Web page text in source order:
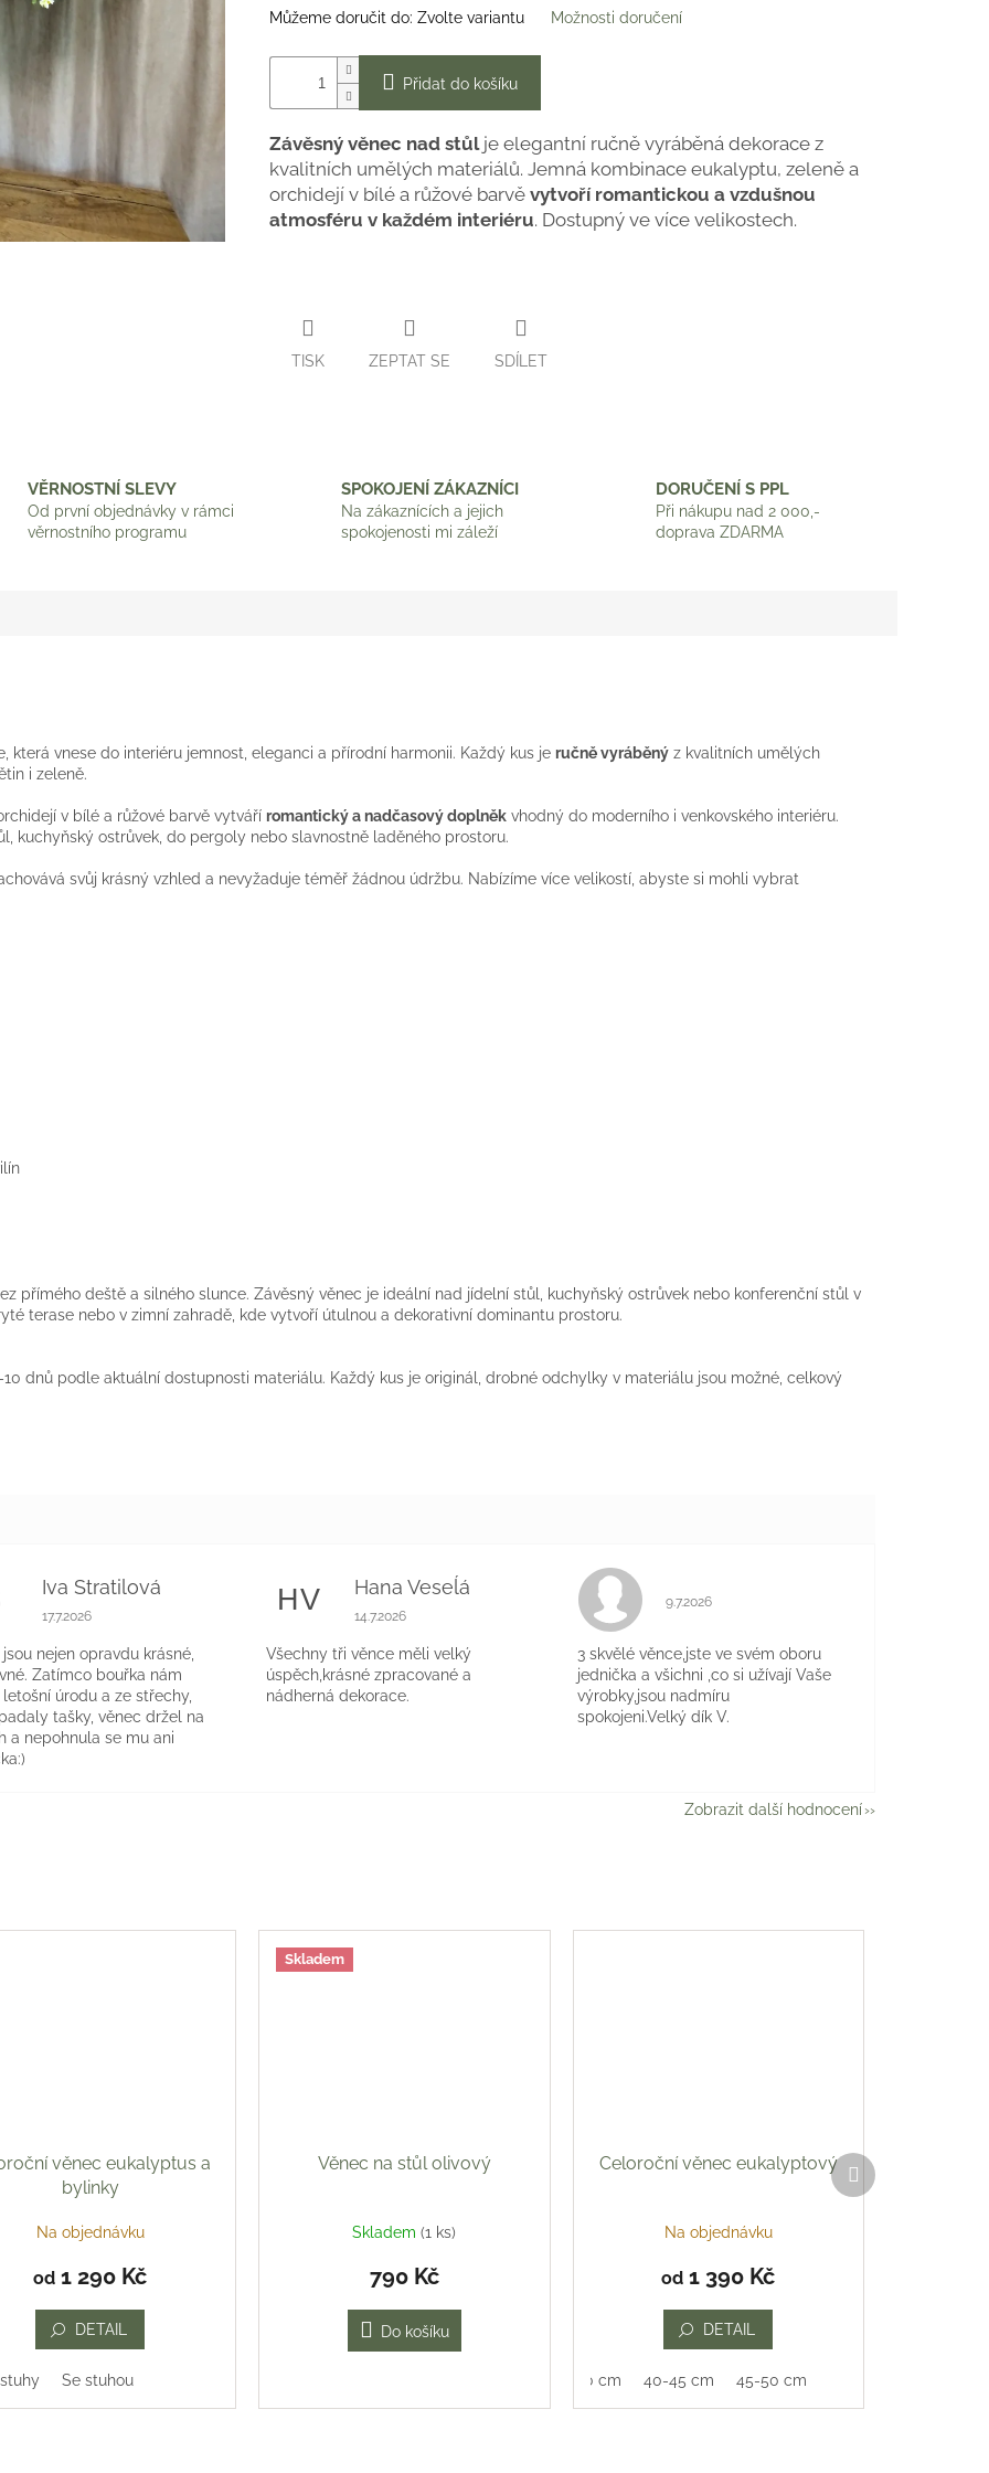
Můžeme doručit do: Zvolte variantu Možnosti doručení
Přidat do košíku
Závěsný věnec nad stůlje elegantní ručně vyráběná dekorace z
kvalitních umělých materiálů. Jemná kombinace eukalyptu, zeleně a
orchidejí v bílé a růžové barvě vytvoří romantickou a vzdušnou
atmosféru v každém interiéru. Dostupný ve více velikostech.
TISK ZEPTAT SE SDÍLET
VĚRNOSTNÍ SLEVY
Od první objednávky v rámci
věrnostního programu
SPOKOJENÍ ZÁKAZNÍCI
Na zákaznících a jejich
spokojenosti mi záleží
DORUČENÍ S PPL
Při nákupu nad 2 000,-
doprava ZDARMA
věnec eukalyptus a
bylinky
Na objednávku
od 1 290 Kč
DETAIL
Se stuhou
Skladem
Věnec na stůl olivový
Skladem(1 ks)
790 Kč
Do košíku
Celoroční věnec eukalyptový
Na objednávku
od 1 390 Kč
DETAIL
35-40 cm 40-45 cm 45-50 cm
Další
produkt
která vnese do interiéru jemnost, eleganci a přírodní harmonii. Každý kus je ručně vyráběný z kvalitních umělých
i zeleně.
v bílé a růžové barvě vytváří romantický a nadčasový doplněk vhodný do moderního i venkovského interiéru.
kuchyňský ostrůvek, do pergoly nebo slavnostně laděného prostoru.
svůj krásný vzhled a nevyžaduje téměř žádnou údržbu. Nabízíme více velikostí, abyste si mohli vybrat
přímého deště a silného slunce. Závěsný věnec je ideální nad jídelní stůl, kuchyňský ostrůvek nebo konferenční stůl v
terase nebo v zimní zahradě, kde vytvoří útulnou a dekorativní dominantu prostoru.
dnů podle aktuální dostupnosti materiálu. Každý kus je originál, drobné odchylky v materiálu jsou možné, celkový
Iva Stratilová
Hodnocení obchodu je 5 z 5 hvězdiček.
17.7.2026
nejen opravdu krásné,
Zatímco bouřka nám
úrodu a ze střechy,
tašky, věnec držel na
a nepohnula se mu ani
HV Hana Veseĺá
Hodnocení obchodu je 5 z 5 hvězdiček.
14.7.2026
Všechny tři věnce měli velký
úspěch,krásné zpracované a
nádherná dekorace.
Hodnocení obchodu je 5 z 5 hvězdiček.
9.7.2026
3 skvělé věnce,jste ve svém oboru
jednička a všichni ,co si užívají Vaše
výrobky,jsou nadmíru
spokojeni.Velký dík V.
Zobrazit další hodnocení